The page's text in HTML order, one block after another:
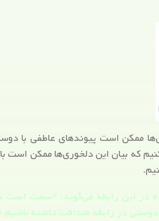
ممکن است پیوندهای عاطفی با
که بیان این دلخوری‌ها ممکن
در این رابطه می‌گوید: «سخت
دوستی در رابطه صداقت داشته